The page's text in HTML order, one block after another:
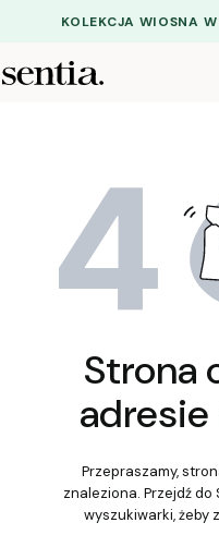
KOLEKCJA WIOSNA
Strona
Przepraszamy,
znaleziona. Przejdź do
wyszukiwarki, żeby